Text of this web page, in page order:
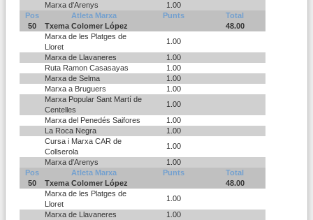
Marxa d'Arenys
1.00
Pos
Atleta Marxa Punts
Total
50
Txema Colomer López
48.00
Marxa de les Platges de
Lloret
1.00
Marxa de Llavaneres
1.00
Ruta Ramon Casasayas
1.00
Marxa de Selma
1.00
Marxa a Bruguers
1.00
Marxa Popular Sant Martí de
Centelles
1.00
Marxa del Penedés Saifores
1.00
La Roca Negra
1.00
Cursa i Marxa CAR de
Collserola
1.00
Marxa d'Arenys
1.00
Pos
Atleta Marxa Punts
Total
50
Txema Colomer López
48.00
Marxa de les Platges de
Lloret
1.00
Marxa de Llavaneres
1.00